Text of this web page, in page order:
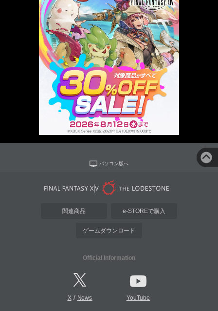
パソコン版へ
関連商品 e-STOREで購入
ゲームダウンロード
Official Information
X/ News YouTube